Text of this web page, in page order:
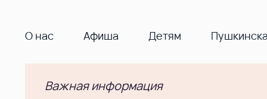
О нас Афиша Детям
Важная информация